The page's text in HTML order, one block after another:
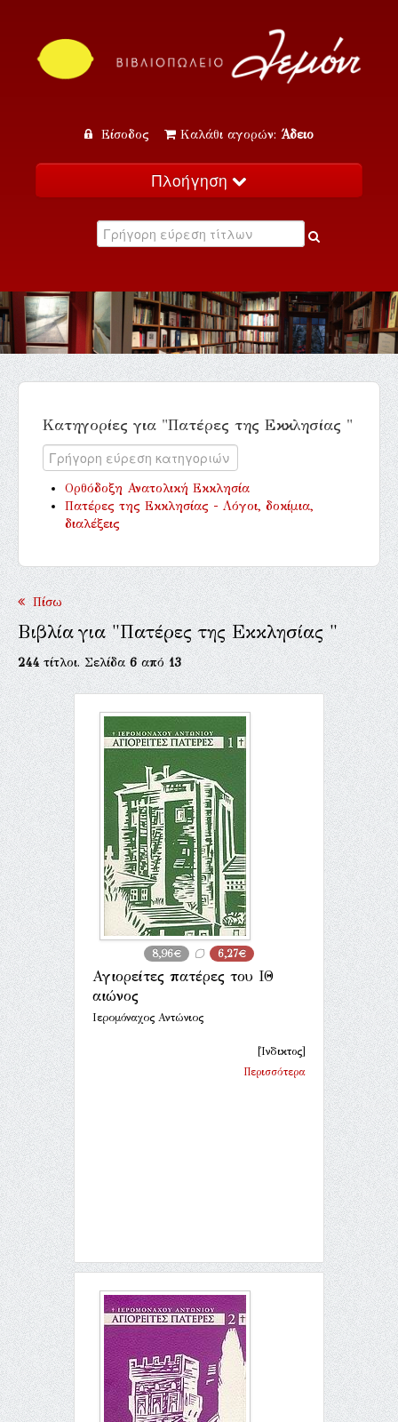
Είσοδος Καλάθι αγορών: Άδειο
Πλοήγηση
Κατάλογος
Εκδηλώσεις
Επικοινωνία
Κατηγορίες για "Πατέρες της Εκκλησίας "
Ορθόδοξη Ανατολική Εκκλησία
Πατέρες της Εκκλησίας - Λόγοι, δοκίμια,
διαλέξεις
Πίσω
Βιβλία για "Πατέρες της Εκκλησίας "
244τίτλοι. Σελίδα6από13
8,96€ 6,27€
Αγιορείτες πατέρες του ΙΘ
αιώνος
Ιερομόναχος Αντώνιος
[Ίνδικτος]
Περισσότερα